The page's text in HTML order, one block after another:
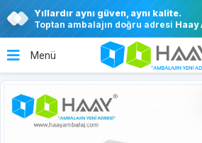
Yıllardır aynı güven, aynı kalite.
Toptan ambalajın doğru adresi Haay